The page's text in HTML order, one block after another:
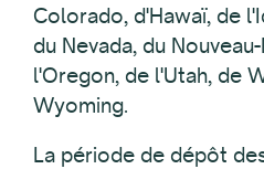
Colorado, d'Hawaï, de
du Nevada, du
l'Oregon, de l'Utah, de
Wyoming.
La période de dépôt